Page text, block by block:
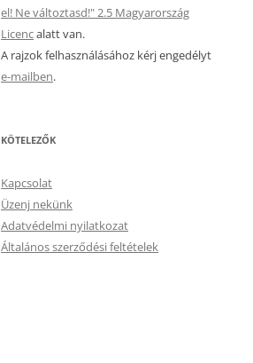
el! Ne változtasd!" 2.5 Magyarország
Licencalatt van.
A rajzok felhasználásához kérj engedélyt
e-mailben.
KÖTELEZŐK
Kapcsolat
Üzenj nekünk
Adatvédelmi nyilatkozat
Általános szerződési feltételek